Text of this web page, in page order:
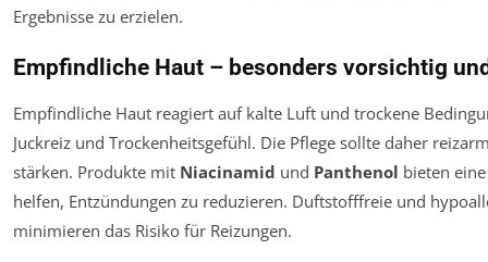
Ergebnisse zu erzielen.
Empfindliche Haut – besonders vorsichtig
Empfindliche Haut reagiert auf kalte Luft und trockene
Juckreiz und Trockenheitsgefühl. Die Pflege sollte daher
stärken. Produkte mit Niacinamid und Panthenol bieten
helfen, Entzündungen zu reduzieren. Duftstofffreie und
minimieren das Risiko für Reizungen.